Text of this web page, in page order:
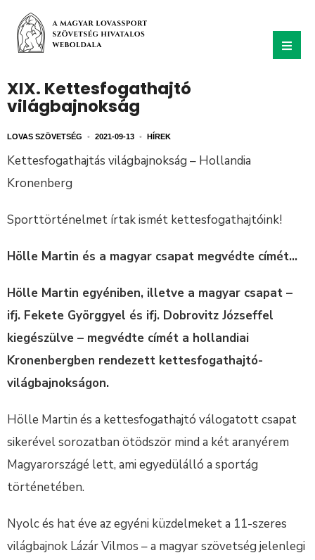
XIX. Kettesfogathajtó
világbajnokság
LOVAS SZÖVETSÉG • 2021-09-13 • HÍREK
Kettesfogathajtás világbajnokság – Hollandia
Kronenberg
Sporttörténelmet írtak ismét kettesfogathajtóink!
Hölle Martin és a magyar csapat megvédte címét…
Hölle Martin egyéniben, illetve a magyar csapat –
ifj. Fekete Györggyel és ifj. Dobrovitz Józseffel
kiegészülve – megvédte címét a hollandiai
Kronenbergben rendezett kettesfogathajtó-
világbajnokságon.
Hölle Martin és a kettesfogathajtó válogatott csapat
sikerével sorozatban ötödször mind a két aranyérem
Magyarországé lett, ami egyedülálló a sportág
történetében.
Nyolc és hat éve az egyéni küzdelmeket a 11-szeres
világbajnok Lázár Vilmos – a magyar szövetség jelenlegi